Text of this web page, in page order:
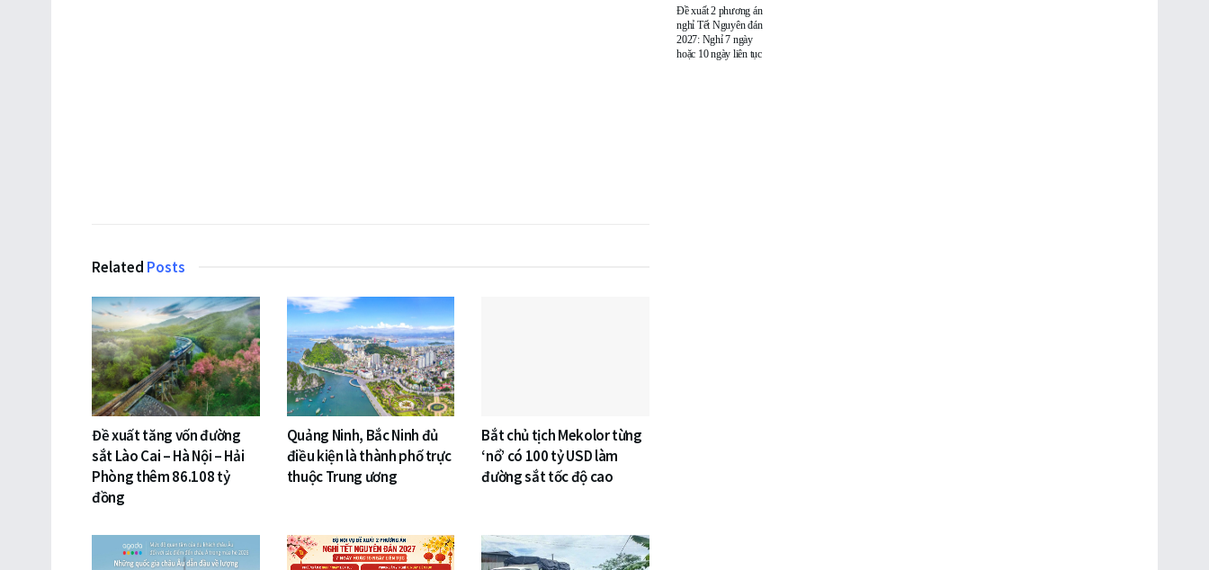
Related Posts
Đề xuất tăng vốn đường
sắt Lào Cai – Hà Nội – Hải
Phòng thêm 86.108 tỷ
đồng
Quảng Ninh, Bắc Ninh đủ
điều kiện là thành phố trực
thuộc Trung ương
Bắt chủ tịch Mekolor từng
‘nổ’ có 100 tỷ USD làm
đường sắt tốc độ cao
Đề xuất 2 phương án
nghỉ Tết Nguyên đán
2027: Nghỉ 7 ngày
hoặc 10 ngày liên tục